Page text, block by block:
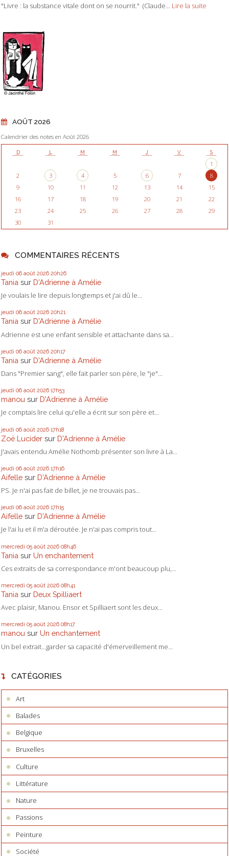
"Livre : la substance vitale dont on se nourrit." (Claude... Lire la suite
AOÛT 2026
Calendrier des notes en Août 2026
D L M M J V S
1
2
3 4 5 6 7
8
9
10 11 12 13 14
15
16
17 18 19 20 21
22
23
24 25 26 27 28
29
30
31
COMMENTAIRES RÉCENTS
jeudi 06 août 2026 20h26
Tania sur D'Adrienne à Amélie
Je voulais le lire depuis longtemps et j'ai dû le...
jeudi 06 août 2026 20h21
Tania sur D'Adrienne à Amélie
Adrienne est une enfant sensible et attachante dans sa...
jeudi 06 août 2026 20h17
Tania sur D'Adrienne à Amélie
Dans "Premier sang", elle fait parler son père, le "je"...
jeudi 06 août 2026 17h53
manou sur D'Adrienne à Amélie
Je comptais lire celui qu'elle a écrit sur son père et...
jeudi 06 août 2026 17h18
Zoë Lucider sur D'Adrienne à Amélie
J'avais entendu Amélie Nothomb présenter son livre à La...
jeudi 06 août 2026 17h16
Aifelle sur D'Adrienne à Amélie
PS. Je n'ai pas fait de billet, je ne trouvais pas...
jeudi 06 août 2026 17h15
Aifelle sur D'Adrienne à Amélie
Je l'ai lu et il m'a déroutée. Je n'ai pas compris tout...
mercredi 05 août 2026 08h46
Tania sur Un enchantement
Ces extraits de sa correspondance m'ont beaucoup plu,...
mercredi 05 août 2026 08h41
Tania sur Deux Spilliaert
Avec plaisir, Manou. Ensor et Spilliaert sont les deux...
mercredi 05 août 2026 08h17
manou sur Un enchantement
Un bel extrait...garder sa capacité d'émerveillement me...
CATÉGORIES
Art
Balades
Belgique
Bruxelles
Culture
Littérature
Nature
Passions
Peinture
Société